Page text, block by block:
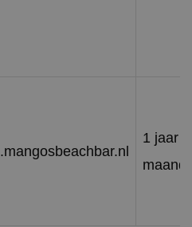
.mangosbeachbar.nl
1 jaar 1
maand